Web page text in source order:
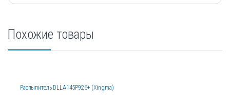
Похожие товары
Распылитель DLLA145P926+ (Xingma)